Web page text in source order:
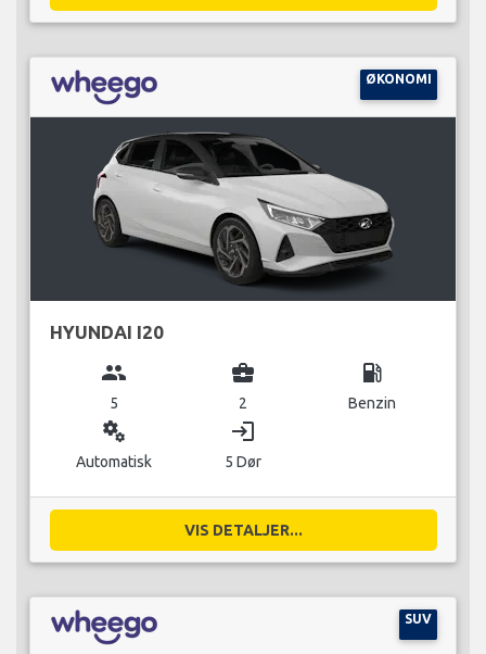
ØKONOMI
HYUNDAI I20
group
5
business_center
2
local_gas_station
Benzin
miscellaneous_services
Automatisk
login
5 Dør
VIS DETALJER...
SUV